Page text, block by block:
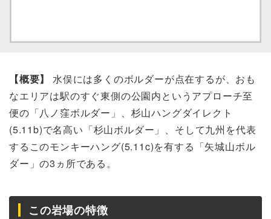
【概要】 水俣には多くのボルダーが点在するが、おも
なエリアは駅のすぐ東側の公園内というアプローチ至
便の「八ノ窪ボルダー」、杉山ハングダイレクト
(5.11b)で名高い「杉山ボルダー」、そして九州を代表
するこのモンキーハング(5.11c)を有する「矢城山ボル
ダー」の3ヵ所である。
この岩場の特徴